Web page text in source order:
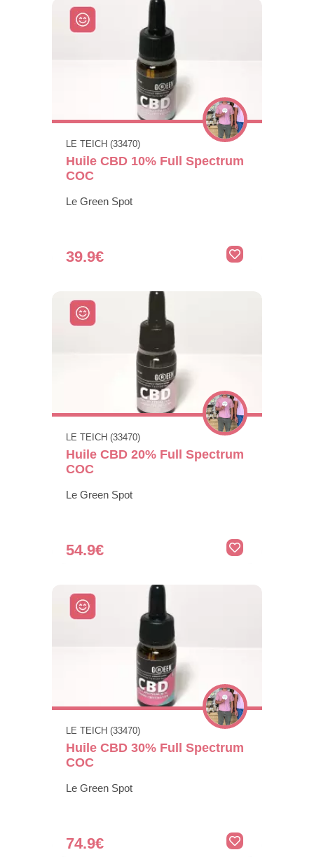
LE TEICH (33470)
Huile CBD 10% Full Spectrum
COC
Le Green Spot
39.9€
LE TEICH (33470)
Huile CBD 20% Full Spectrum
COC
Le Green Spot
54.9€
LE TEICH (33470)
Huile CBD 30% Full Spectrum
COC
Le Green Spot
74.9€